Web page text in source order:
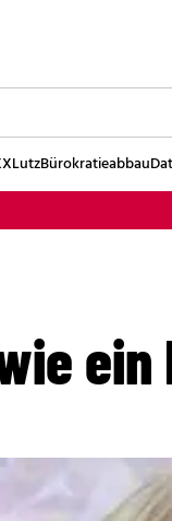
Bürokratieabbau
ein